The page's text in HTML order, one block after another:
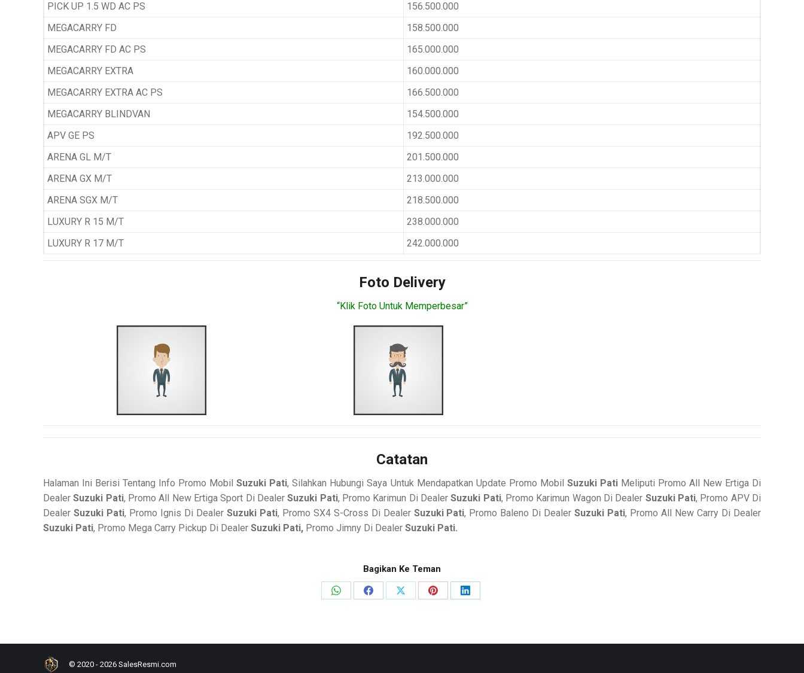
PICK UP 1.5 WD AC PS
156.500.000
MEGACARRY FD
158.500.000
MEGACARRY FD AC PS
165.000.000
MEGACARRY EXTRA
160.000.000
MEGACARRY EXTRA AC PS
166.500.000
MEGACARRY BLINDVAN
154.500.000
APV GE PS
192.500.000
ARENA GL M/T
201.500.000
ARENA GX M/T
213.000.000
ARENA SGX M/T
218.500.000
LUXURY R 15 M/T
238.000.000
LUXURY R 17 M/T
242.000.000
Foto Delivery
“Klik Foto Untuk Memperbesar”
Catatan
Halaman Ini Berisi Tentang Info Promo MobilSuzuki Pati, Silahkan Hubungi Saya Untuk Mendapatkan Update Promo Mobil Suzuki PatiMeliputi Promo All New Ertiga Di
DealerSuzuki Pati, Promo All New Ertiga Sport Di DealerSuzuki Pati, Promo Karimun Di DealerSuzuki Pati, Promo Karimun Wagon Di Dealer Suzuki Pati, Promo APV Di
Dealer Suzuki Pati, Promo Ignis Di Dealer Suzuki Pati, Promo SX4 S-Cross Di Dealer Suzuki Pati, Promo Baleno Di DealerSuzuki Pati, Promo All New Carry Di Dealer
Suzuki Pati, Promo Mega Carry Pickup Di Dealer Suzuki Pati, Promo Jimny Di Dealer Suzuki Pati.
Bagikan Ke Teman
Share
Share
Share
Share
Share
© 2020 - 2026 SalesResmi.com